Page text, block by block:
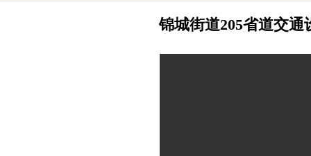
锦城街道205省道交